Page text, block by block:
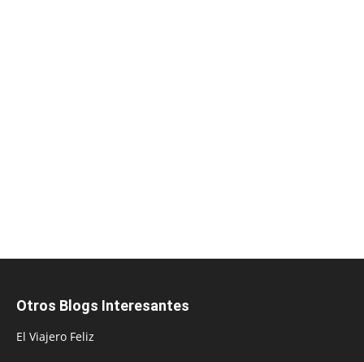
Otros Blogs Interesantes
El Viajero Feliz